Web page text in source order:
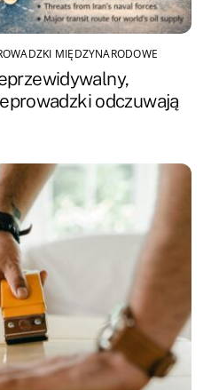
MIĘDZYNARODOWE
odczuwają